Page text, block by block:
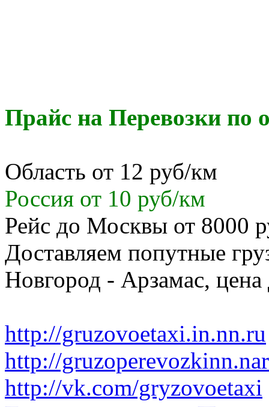
Прайс на Перевозки по
Область от 12 руб/км
Россия от 10 руб/км
Рейс до Москвы от 8000
Доставляем попутные
Новгород - Арзамас, цена
http://gruzovoetaxi.in.nn.ru
http://
http://vk.com/gryzovoetaxi